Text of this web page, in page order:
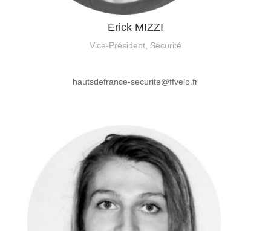
Erick MIZZI
Vice-Président, Sécurité
hautsdefrance-securite@ffvelo.fr